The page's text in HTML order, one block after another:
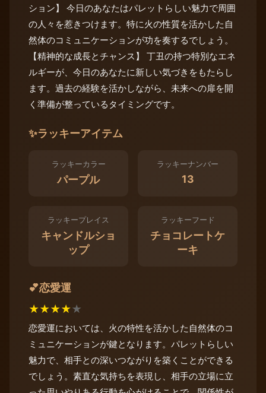
ション】 今日のあなたはパレットらしい魅力で周囲
の人々を惹きつけます。特に火の性質を活かした自
然体のコミュニケーションが功を奏するでしょう。
【精神的な成長とチャンス】 丁丑の持つ特別なエネ
ルギーが、今日のあなたに新しい気づきをもたらし
ます。過去の経験を活かしながら、未来への扉を開
く準備が整っているタイミングです。
✨ラッキーアイテム
ラッキーカラー
パープル
ラッキーナンバー
13
ラッキープレイス
キャンドルショ
ップ
ラッキーフード
チョコレートケ
ーキ
💕恋愛運
★★★★★
恋愛運においては、火の特性を活かした自然体のコ
ミュニケーションが鍵となります。パレットらしい
魅力で、相手との深いつながりを築くことができる
でしょう。素直な気持ちを表現し、相手の立場に立